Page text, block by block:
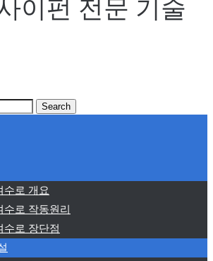
이펀 전문 기술
수로 개요
수로 작동원리
수로 장단점